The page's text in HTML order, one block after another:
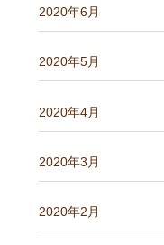
2020年6月
2020年5月
2020年4月
2020年3月
2020年2月